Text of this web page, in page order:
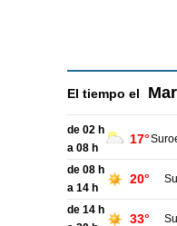
El tiempo el
de 02 h
a 08 h
17°
de 08 h
a 14 h
20°
de 14 h
33°